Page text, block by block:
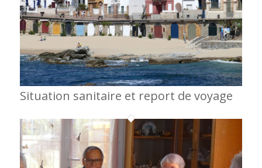
Situation sanitaire et report de voyage